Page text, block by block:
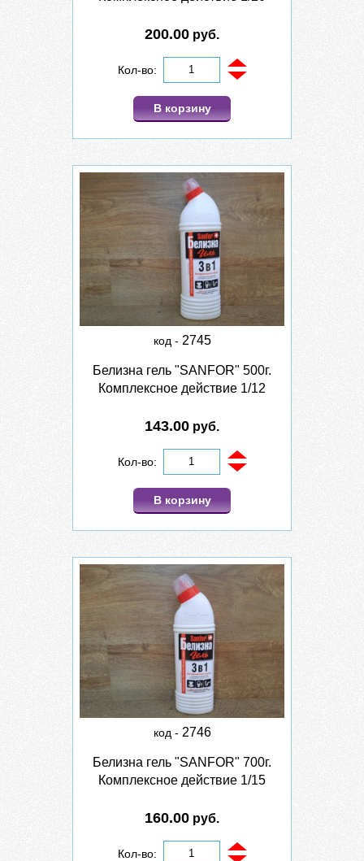
200.00 руб.
Кол-во:
В корзину
код - 2745
Белизна гель "SANFOR" 500г.
Комплексное действие 1/12
143.00 руб.
Кол-во:
В корзину
код - 2746
Белизна гель "SANFOR" 700г.
Комплексное действие 1/15
160.00 руб.
Кол-во: